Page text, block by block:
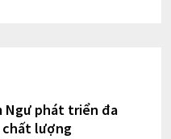
Ngư phát triển đa
chất lượng